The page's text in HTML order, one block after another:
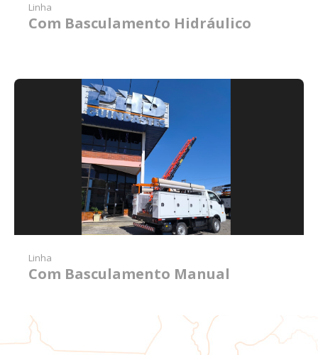
Linha
Com Basculamento Hidráulico
Linha
Com Basculamento Manual